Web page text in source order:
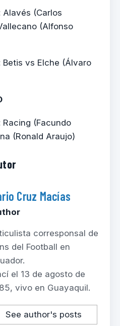
Alavés (Carlos
(Alfonso
Betis vs Elche (Álvaro
Racing (Facundo
(Ronald Araujo)
Cruz Macías
corresponsal de
del Football en
el 13 de agosto de
vivo en Guayaquil.
See author's posts